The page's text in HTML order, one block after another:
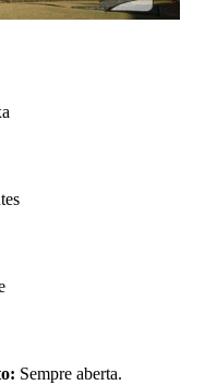
Sempre aberta.